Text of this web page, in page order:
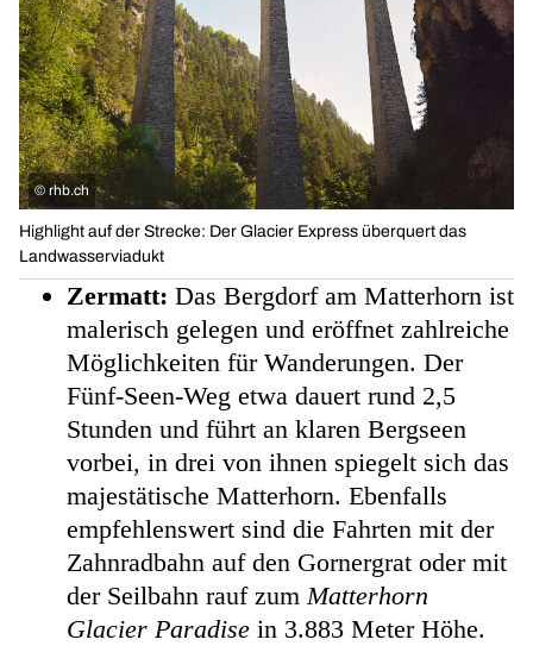
© rhb.ch
Highlight auf der Strecke: Der Glacier Express überquert das
Landwasserviadukt
Zermatt: Das Bergdorf am Matterhorn ist
malerisch gelegen und eröffnet zahlreiche
Möglichkeiten für Wanderungen. Der
Fünf-Seen-Weg etwa dauert rund 2,5
Stunden und führt an klaren Bergseen
vorbei, in drei von ihnen spiegelt sich das
majestätische Matterhorn. Ebenfalls
empfehlenswert sind die Fahrten mit der
Zahnradbahn auf den Gornergrat oder mit
der Seilbahn rauf zum Matterhorn
Glacier Paradise in 3.883 Meter Höhe.